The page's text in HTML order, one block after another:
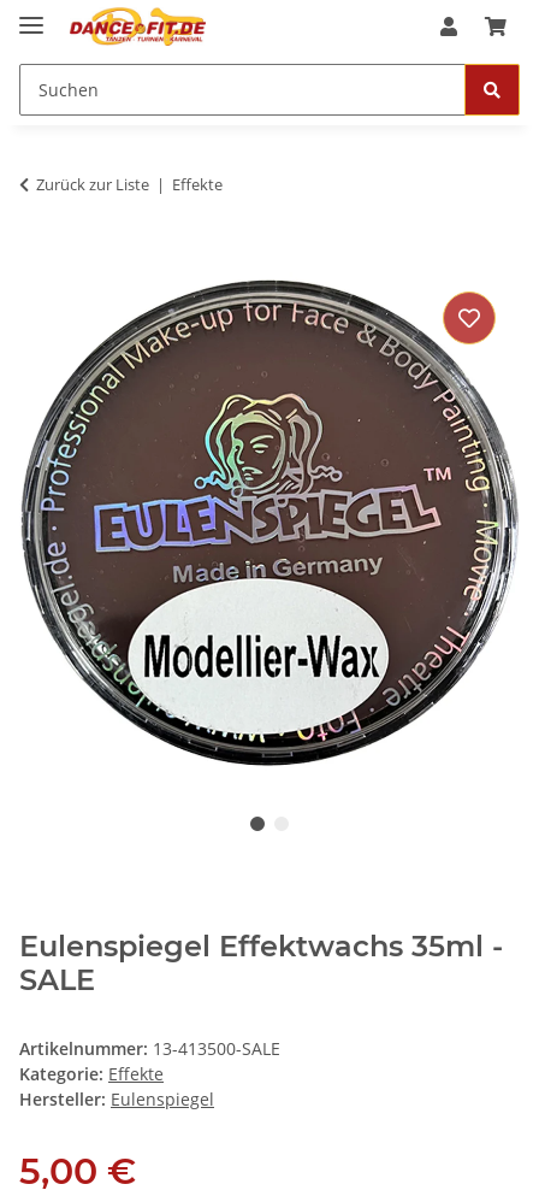
Zurück zur Liste Effekte
Eulenspiegel Effektwachs 35ml -
SALE
Artikelnummer: 13-413500-SALE
Kategorie: Effekte
Hersteller: Eulenspiegel
5,00 €